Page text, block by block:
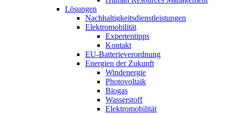
Lösungen
Nachhaltigkeitsdienstleistungen
Elektromobilität
Expertentipps
Kontakt
EU-Batterieverordnung
Energien der Zukunft
Windenergie
Photovoltaik
Biogas
Wasserstoff
Elektromobilität